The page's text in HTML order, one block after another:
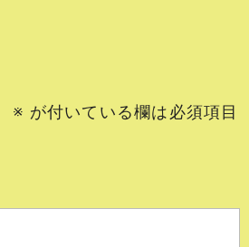
※ が付いている欄は必須項目